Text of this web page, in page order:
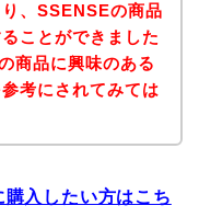
、SSENSEの商品
ことができました
商品に興味のある
考にされてみては
入したい方はこち